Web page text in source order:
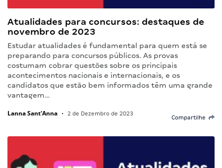
Atualidades para concursos: destaques de
novembro de 2023
Estudar atualidades é fundamental para quem está se
preparando para concursos públicos. As provas
costumam cobrar questões sobre os principais
acontecimentos nacionais e internacionais, e os
candidatos que estão bem informados têm uma grande
vantagem…
Lanna Sant'Anna • 2 de Dezembro de 2023
Compartilhe